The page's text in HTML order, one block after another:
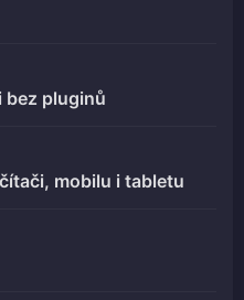
bez pluginů
mobilu i tabletu